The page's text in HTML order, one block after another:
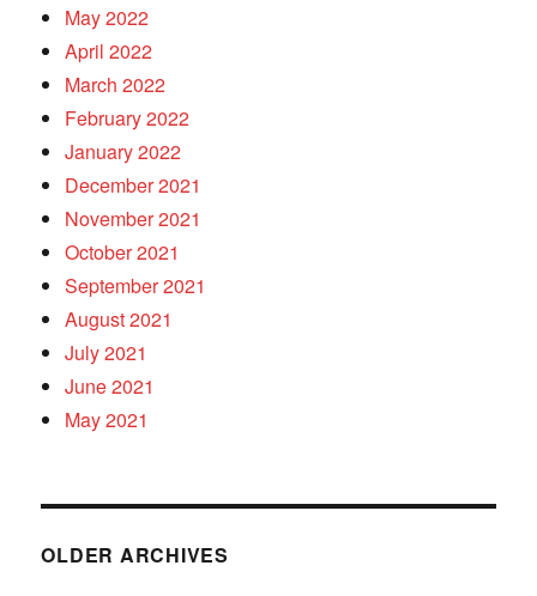
May 2022
April 2022
March 2022
February 2022
January 2022
December 2021
November 2021
October 2021
September 2021
August 2021
July 2021
June 2021
May 2021
OLDER ARCHIVES